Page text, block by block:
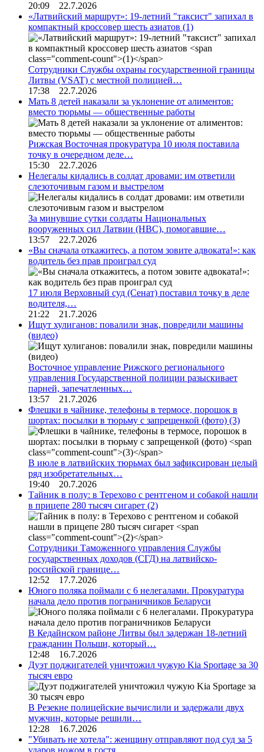
20:09 22.7.2026
«Латвийский маршрут»: 19-летний "таксист" запихал в
компактный кроссовер шесть азиатов (1)
Сотрудники Службы охраны государственной границы
Литвы (VSAT) с местной полицией…
17:38 22.7.2026
Мать 8 детей наказали за уклонение от алиментов:
вместо тюрьмы — общественные работы
Рижская Восточная прокуратура 10 июля поставила
точку в очередном деле…
15:30 22.7.2026
Нелегалы кидались в солдат дровами: им ответили
слезоточивым газом и выстрелом
За минувшие сутки солдаты Национальных
вооруженных сил Латвии (НВС), помогавшие…
13:57 22.7.2026
«Вы сначала откажитесь, а потом зовите адвоката!»: как
водитель без прав проиграл суд
17 июля Верховный суд (Сенат) поставил точку в деле
водителя,…
21:22 21.7.2026
Ищут хулиганов: повалили знак, повредили машины
(видео)
Восточное управление Рижского регионального
управления Государственной полиции разыскивает
парней, запечатленных…
13:57 21.7.2026
Флешки в чайнике, телефоны в термосе, порошок в
шортах: посылки в тюрьму с запрещенкой (фото) (3)
В июле в латвийских тюрьмах был зафиксирован целый
ряд изобретательных…
19:40 20.7.2026
Тайник в полу: в Терехово с рентгеном и собакой нашли
в прицепе 280 тысяч сигарет (2)
Сотрудники Таможенного управления Службы
государственных доходов (СГД) на латвийско-
российской границе…
12:52 17.7.2026
Юного поляка поймали с 6 нелегалами. Прокуратура
начала дело против пограничников Беларуси
В Кедайнском районе Литвы был задержан 18-летний
гражданин Польши, который…
12:48 16.7.2026
Дуэт поджигателей уничтожил чужую Kia Sportage за 30
тысяч евро
В Резекне полицейские вычислили и задержали двух
мужчин, которые решили…
12:28 16.7.2026
"Убивать не хотела": женщину отправляют под суд за 5
ударов ножом в гостя